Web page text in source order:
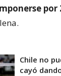
por
Chile no
cayó